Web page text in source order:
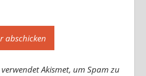
verwendet Akismet, um Spam zu